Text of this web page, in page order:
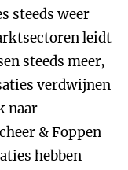
steeds weer
leidt
steeds meer,
verdwijnen
naar
& Foppen
hebben